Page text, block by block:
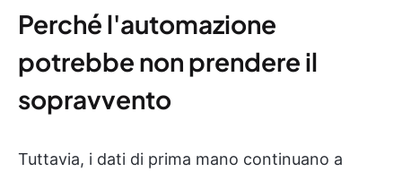
Perché l'automazione
potrebbe non prendere il
sopravvento
Tuttavia, i dati di prima mano continuano a